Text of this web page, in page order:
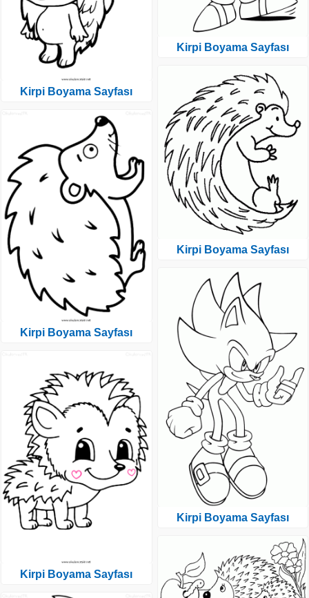
Kirpi Boyama Sayfası
Kirpi Boyama Sayfası
Kirpi Boyama Sayfası
Kirpi Boyama Sayfası
Kirpi Boyama Sayfası
Kirpi Boyama Sayfası